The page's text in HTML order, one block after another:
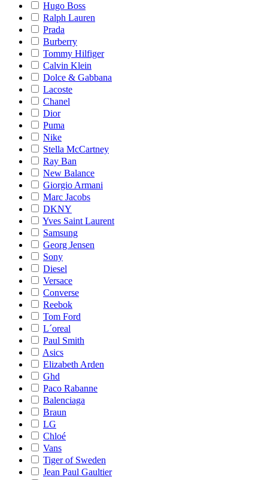
Hugo Boss
Ralph Lauren
Prada
Burberry
Tommy Hilfiger
Calvin Klein
Dolce & Gabbana
Lacoste
Chanel
Dior
Puma
Nike
Stella McCartney
Ray Ban
New Balance
Giorgio Armani
Marc Jacobs
DKNY
Yves Saint Laurent
Samsung
Georg Jensen
Sony
Diesel
Versace
Converse
Reebok
Tom Ford
L´oreal
Paul Smith
Asics
Elizabeth Arden
Ghd
Paco Rabanne
Balenciaga
Braun
LG
Chloé
Vans
Tiger of Sweden
Jean Paul Gaultier